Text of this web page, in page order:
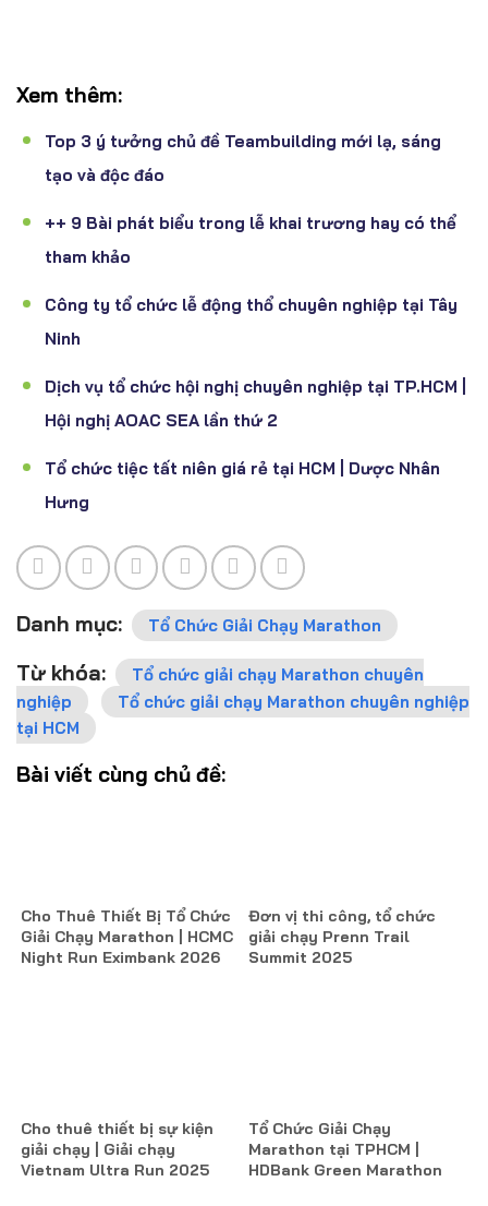
Xem thêm:
Top 3 ý tưởng chủ đề Teambuilding mới lạ, sáng
tạo và độc đáo
++ 9 Bài phát biểu trong lễ khai trương hay có thể
tham khảo
Công ty tổ chức lễ động thổ chuyên nghiệp tại Tây
Ninh
Dịch vụ tổ chức hội nghị chuyên nghiệp tại TP.HCM |
Hội nghị AOAC SEA lần thứ 2
Tổ chức tiệc tất niên giá rẻ tại HCM | Dược Nhân
Hưng
Danh mục: Tổ Chức Giải Chạy Marathon
Từ khóa:
Tổ chức giải chạy Marathon chuyên
nghiệp
Tổ chức giải chạy Marathon chuyên nghiệp
tại HCM
Bài viết cùng chủ đề:
Cho Thuê Thiết Bị Tổ Chức
Giải Chạy Marathon | HCMC
Night Run Eximbank 2026
Đơn vị thi công, tổ chức
giải chạy Prenn Trail
Summit 2025
Cho thuê thiết bị sự kiện
giải chạy | Giải chạy
Vietnam Ultra Run 2025
Tổ Chức Giải Chạy
Marathon tại TPHCM |
HDBank Green Marathon